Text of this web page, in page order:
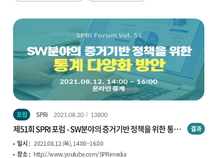
포럼 SPRi 2021.08.20 13800
제51회 SPRI 포럼 - SW분야의 증거기반 정책을 위한 통계
다양화 방안(결과)
결과
일시 : 2021.08.12.(목), 14:00~16:00
장소 : http://www.youtube.com/SPRimedia